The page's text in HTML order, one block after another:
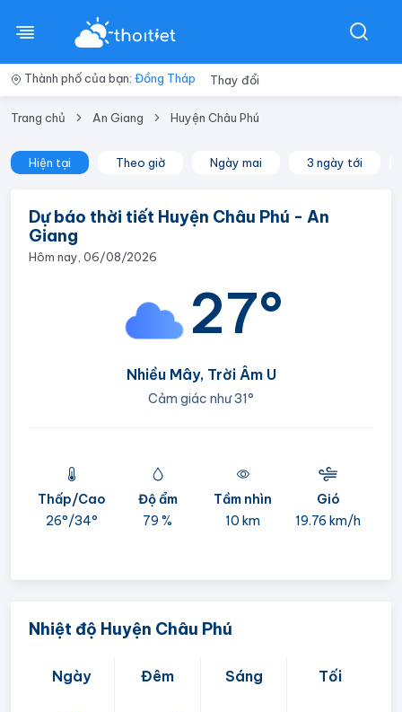
Thành phố của bạn: Đồng Tháp Thay đổi
Trang chủ An Giang Huyện Châu Phú
Hiện tại Theo giờ Ngày mai 3 ngày tới
Dự báo thời tiết Huyện Châu Phú - An
Giang
Hôm nay, 06/08/2026
27°
Nhiều Mây, Trời Âm U
Cảm giác như31°
Thấp/Cao
26°/34°
Độ ẩm
79 %
Tầm nhìn
10 km
Gió
19.76 km/h
Nhiệt độ Huyện Châu Phú
Ngày Đêm Sáng Tối